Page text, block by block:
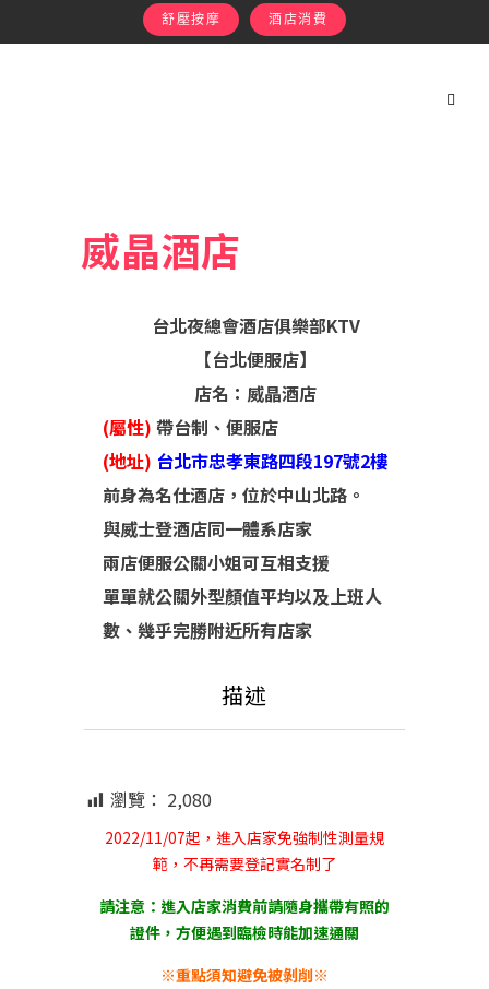
舒壓按摩 酒店消費
威晶酒店
台北夜總會酒店俱樂部KTV
【台北便服店】
店名：威晶酒店
(屬性) 帶台制、便服店
(地址) 台北市忠孝東路四段197號2樓
前身為名仕酒店，位於中山北路。
與威士登酒店同一體系店家
兩店便服公關小姐可互相支援
單單就公關外型顏值平均以及上班人
數、幾乎完勝附近所有店家
描述
瀏覽： 2,080
2022/11/07起，進入店家免強制性測量規
範，不再需要登記實名制了
請注意：進入店家消費前請隨身攜帶有照的
證件，方便遇到臨檢時能加速通關
※重點須知避免被剝削※